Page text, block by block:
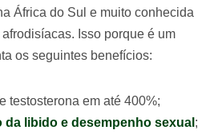
África do Sul e muito conhecida
Isso porque é um
os seguintes benefícios:
testosterona em até 400%;
da libido e desempenho sexual ;